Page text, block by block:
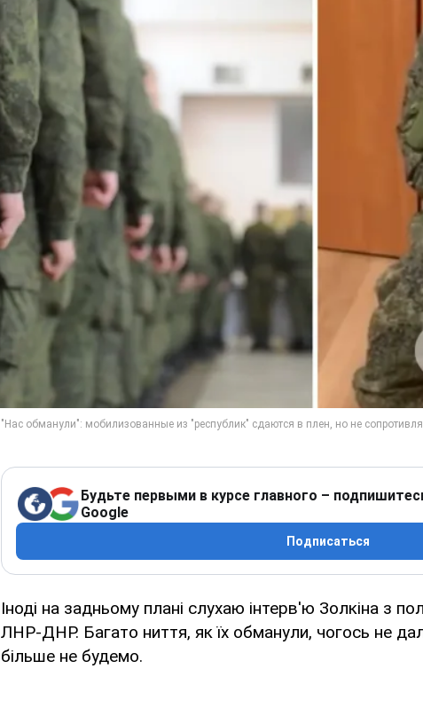
Будьте первыми в курсе главного –
Google
Подписаться
Іноді на задньому плані слухаю інтерв'ю Золкіна з
ЛНР-ДНР. Багато ниття, як їх обманули, чогось не
більше не будемо.